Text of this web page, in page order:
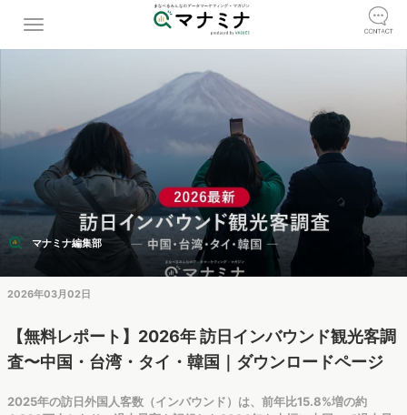
マナミナ編集部
2026年03月02日
【無料レポート】2026年 訪日インバウンド観光客調
査〜中国・台湾・タイ・韓国｜ダウンロードページ
2025年の訪日外国人客数（インバウンド）は、前年比15.8%増の約